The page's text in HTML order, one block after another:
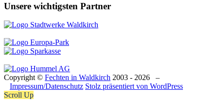
Unsere wichtigsten Partner
Copyright © Fechten in Waldkirch 2003 - 2026 –
Impressum/Datenschutz Stolz präsentiert von WordPress
Scroll Up